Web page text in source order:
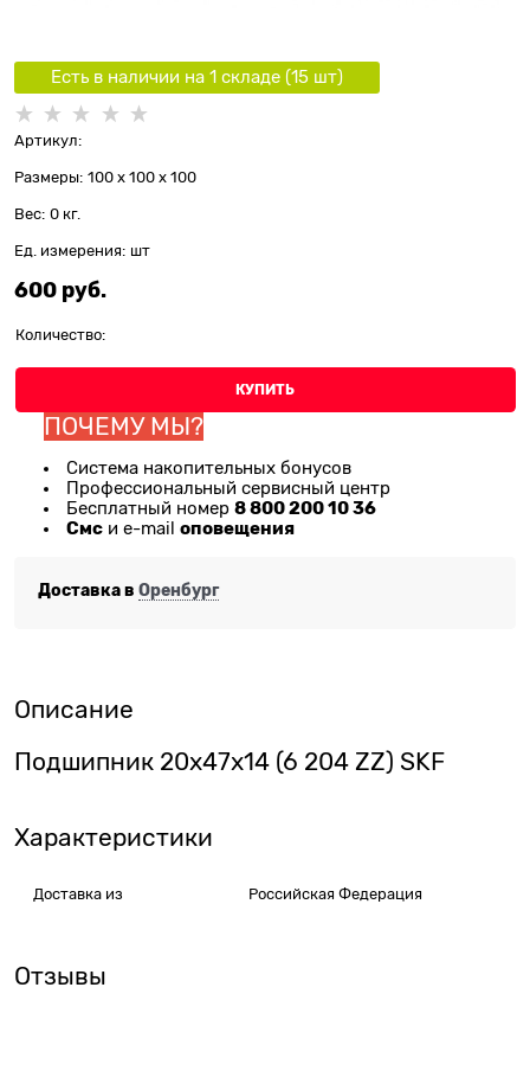
Есть в наличии на 1 складe (15шт)
Артикул:
Размеры: 100 x 100 x 100
Вес: 0 кг.
Ед. измерения: шт
600 руб.
Количество:
КУПИТЬ
ПОЧЕМУ МЫ?
Система накопительных бонусов
Профессиональный сервисный центр
Бесплатный номер 8 800 200 10 36
Смс и e-mail оповещения
Доставка в Оренбург
Описание
Подшипник 20х47х14 (6 204 ZZ) SKF
Характеристики
Доставка из Российская Федерация
Отзывы